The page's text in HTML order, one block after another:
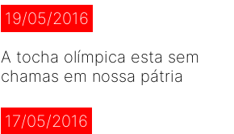
19/05/2016
A tocha olímpica esta sem
chamas em nossa pátria
17/05/2016